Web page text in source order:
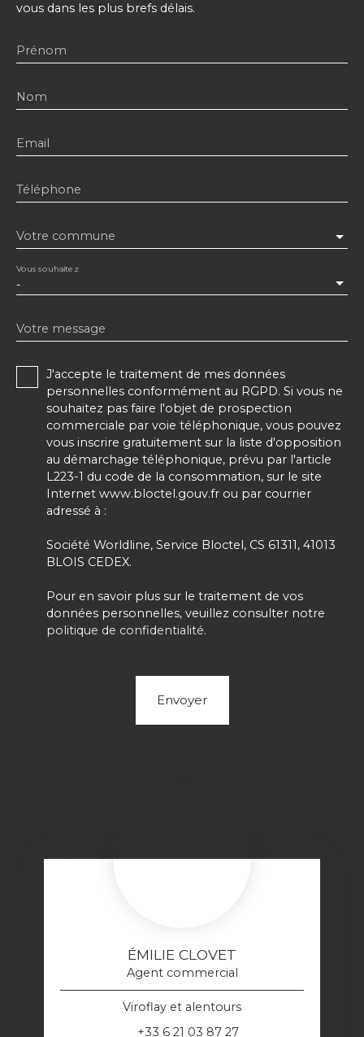
vous dans les plus brefs délais.
Prénom
Nom
Email
Téléphone
Votre commune
-
Vous souhaitez
Votre message
J'accepte le traitement de mes données
personnelles conformément au RGPD. Si vous ne
souhaitez pas faire l'objet de prospection
commerciale par voie téléphonique, vous pouvez
vous inscrire gratuitement sur la liste d'opposition
au démarchage téléphonique, prévu par l'article
L223-1 du code de la consommation, sur le site
Internet www.bloctel.gouv.fr ou par courrier
adressé à :
Société Worldline, Service Bloctel, CS 61311, 41013
BLOIS CEDEX.
Pour en savoir plus sur le traitement de vos
données personnelles, veuillez consulter notre
politique de confidentialité.
Envoyer
ÉMILIE CLOVET
Agent commercial
Viroflay et alentours
+33 6 21 03 87 27